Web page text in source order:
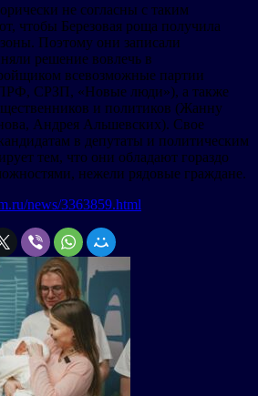
не согласны с таким
чтобы Березовая роща получила
Поэтому они записали
решение вовлечь в
всевозможные партии
СРЗП, «Новые люди»), а также
и политиков (Жанну
Андрея Альшевских). Свое
в депутаты и политическим
тем, что они обладают гораздо
нежели рядовые граждане.
news/3363859.html